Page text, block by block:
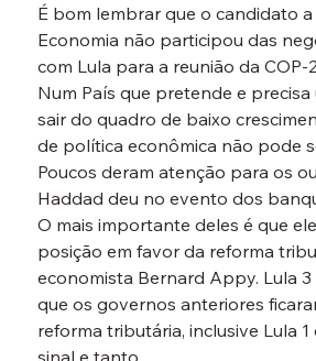
É bom lembrar que o candidato
Economia não participou das
com Lula para a reunião da COP-
Num País que pretende e
sair do quadro de baixo
de política econômica não pode
Poucos deram atenção para os
Haddad deu no evento dos
O mais importante deles é que
posição em favor da reforma
economista Bernard Appy. Lula 3
que os governos anteriores
reforma tributária, inclusive Lula 1